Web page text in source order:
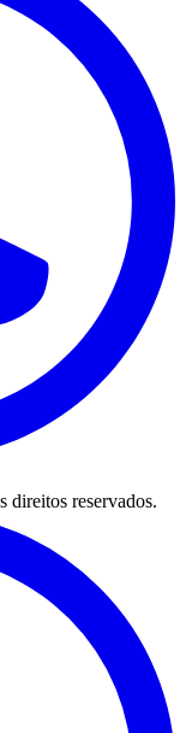
direitos reservados.